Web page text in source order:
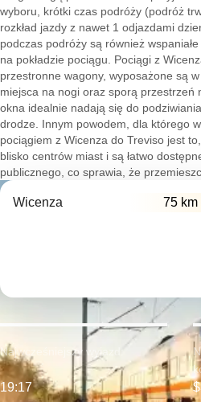
wyboru, krótki czas podróży (podróż
rozkład jazdy z nawet 1 odjazdami
podczas podróży są również
na pokładzie pociągu. Pociągi z
przestronne wagony, wyposażone są
miejsca na nogi oraz sporą przestrzeń
okna idealnie nadają się do
drodze. Innym powodem, dla którego
pociągiem z Wicenza do Treviso jest
blisko centrów miast i są łatwo
publicznego, co sprawia, że
Wicenza 75 km
Najwcześniejszy wyjazd:
19:17